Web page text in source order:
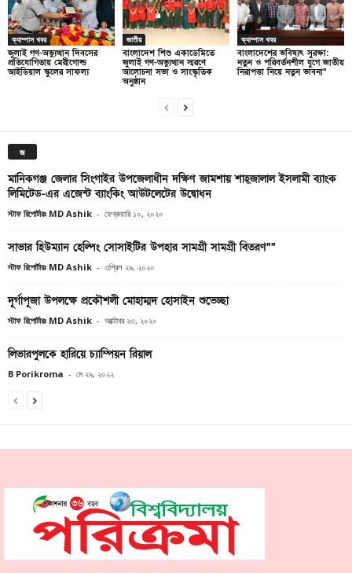
ক্যাম্পাস খবর
জুলাই গণ-অভ্যুত্থান দিবসের
প্রতিযোগিতায় মেরীগোল্ড
আইডিয়াল স্কুলের সাফল্য
জাতীয়
বাংলাদেশ শিশু একাডেমিতে
জুলাই গণ-অভ্যুত্থান স্মরণে
আলোচনা সভা ও সাংস্কৃতিক
অনুষ্ঠান
ক্যাম্পাস খবর
বাংলাদেশের ভবিষ্যৎ সুরক্ষা:
নতুন ও পরিবর্তনশীল যুগে জাতীয়
নিরাপত্তা নিয়ে নতুন ভাবনা”
জ
মানিকগঞ্জ জেলার সিংগাইর উপজেলাধীন দক্ষিণ জামশায় শাহ্জালাল ইসলামী ব্যাংক
লিমিটেড-এর এজেন্ট ব্যাংকিং আউটলেটের উদ্বোধন
স্টাফ রিপোর্টারঃ MD Ashik - ফেব্রুয়ারি ১০, ২০২০
সাভার হিউম্যান হেল্পিং সোসাইটির উপহার সামগ্রী সামগ্রী বিতরণ””
স্টাফ রিপোর্টারঃ MD Ashik - এপ্রিল ২৯, ২০২০
দূর্গাপূজা উপলক্ষে প্রকৌশলী মোহাম্মদ হোসাইন শুভেচ্ছা
স্টাফ রিপোর্টারঃ MD Ashik - অক্টোবর ২৩, ২০২০
লিভারপুলকে হারিয়ে চ্যাম্পিয়ন রিয়াল
B Porikroma - মে ২৯, ২০২২